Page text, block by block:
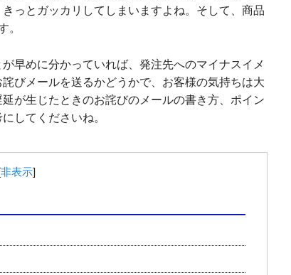
っとガッカリしてしまいますよね。そして、商品
。
早めに分かっていれば、発注先へのマイナスイメ
びメールを送るかどうかで、お客様の気持ちは大
が生じたときのお詫びのメールの書き方、ポイン
してくださいね。
非表示]